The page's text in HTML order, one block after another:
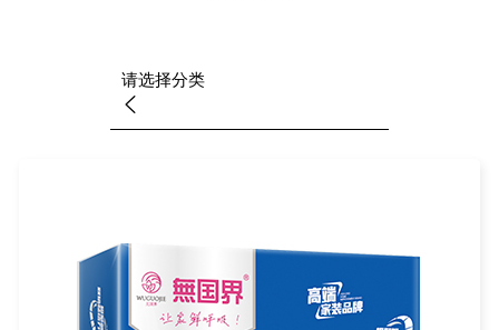
请选择分类